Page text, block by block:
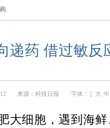
递药 借过敏反
来源： 科技日报 字体： [ 大 中
大细胞，遇到海